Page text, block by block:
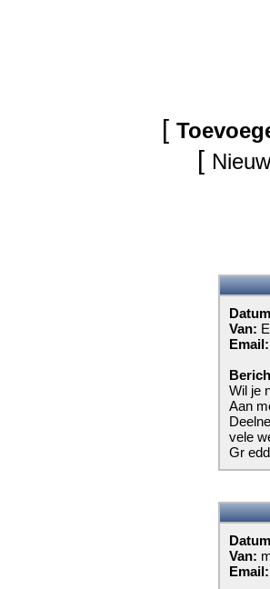
[
[
Van:
Email:
Wil je
Aan
vele
Gr
Van:
Email: